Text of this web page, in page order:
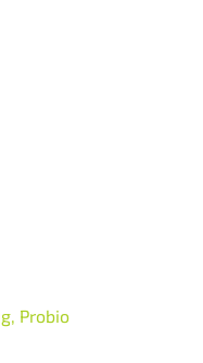
Probio